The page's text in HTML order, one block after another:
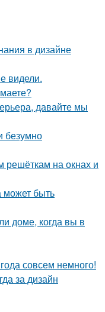
в дизайне
видели.
давайте мы
безумно
решёткам на окнах и
быть
доме, когда вы в
совсем немного!
за дизайн